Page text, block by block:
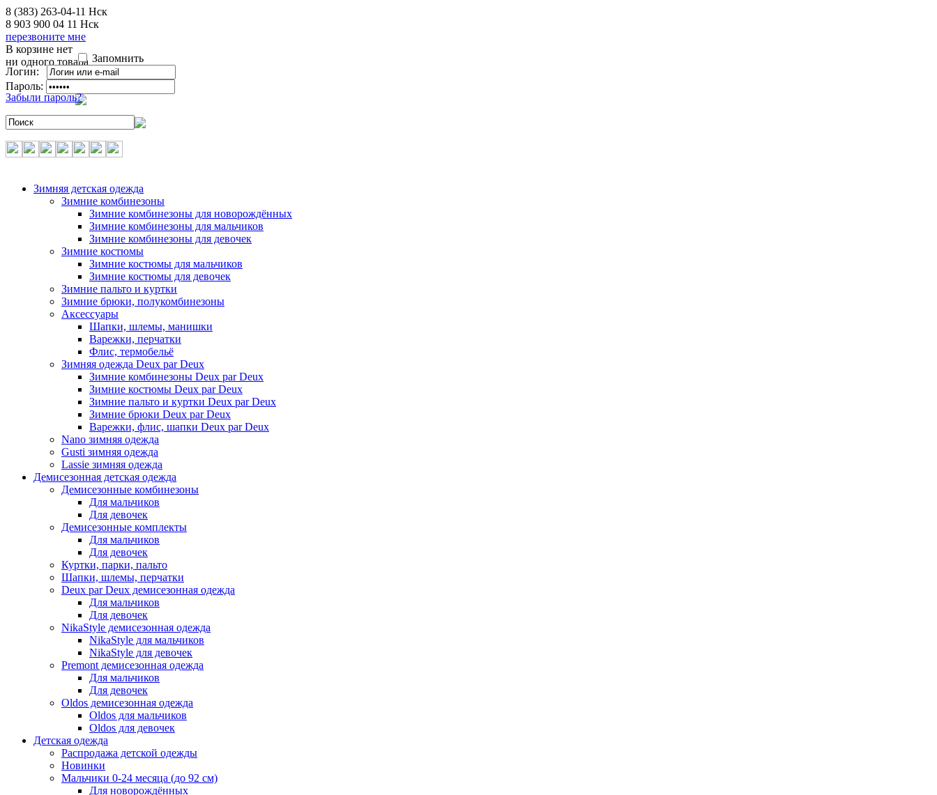
8 (383) 263-04-11 Нск
8 903 900 04 11 Нск
перезвоните мне
В корзине нет
ни одного товара Запомнить
Логин:
Пароль:
Забыли пароль?
Зимняя детская одежда
Зимние комбинезоны
Зимние комбинезоны для новорождённых
Зимние комбинезоны для мальчиков
Зимние комбинезоны для девочек
Зимние костюмы
Зимние костюмы для мальчиков
Зимние костюмы для девочек
Зимние пальто и куртки
Зимние брюки, полукомбинезоны
Аксессуары
Шапки, шлемы, манишки
Варежки, перчатки
Флис, термобельё
Зимняя одежда Deux par Deux
Зимние комбинезоны Deux par Deux
Зимние костюмы Deux par Deux
Зимние пальто и куртки Deux par Deux
Зимние брюки Deux par Deux
Варежки, флис, шапки Deux par Deux
Nano зимняя одежда
Gusti зимняя одежда
Lassie зимняя одежда
Демисезонная детская одежда
Демисезонные комбинезоны
Для мальчиков
Для девочек
Демисезонные комплекты
Для мальчиков
Для девочек
Куртки, парки, пальто
Шапки, шлемы, перчатки
Deux par Deux демисезонная одежда
Для мальчиков
Для девочек
NikaStyle демисезонная одежда
NikaStyle для мальчиков
NikaStyle для девочек
Premont демисезонная одежда
Для мальчиков
Для девочек
Oldos демисезонная одежда
Oldos для мальчиков
Oldos для девочек
Детская одежда
Распродажа детской одежды
Новинки
Мальчики 0-24 месяца (до 92 см)
Для новорождённых